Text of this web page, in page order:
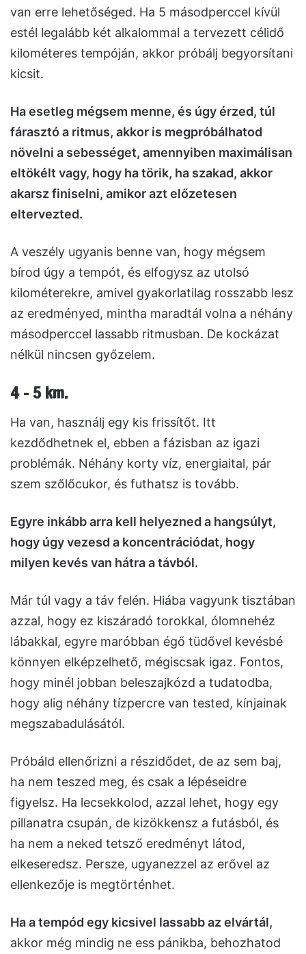
van erre lehetőséged. Ha 5 másodperccel kívül
estél legalább két alkalommal a tervezett célidő
kilométeres tempóján, akkor próbálj begyorsítani
kicsit.
Ha esetleg mégsem menne, és úgy érzed, túl
fárasztó a ritmus, akkor is megpróbálhatod
növelni a sebességet, amennyiben maximálisan
eltökélt vagy, hogy ha törik, ha szakad, akkor
akarsz finiselni, amikor azt előzetesen
eltervezted.
A veszély ugyanis benne van, hogy mégsem
bírod úgy a tempót, és elfogysz az utolsó
kilométerekre, amivel gyakorlatilag rosszabb lesz
az eredményed, mintha maradtál volna a néhány
másodperccel lassabb ritmusban. De kockázat
nélkül nincsen győzelem.
4 – 5 km.
Ha van, használj egy kis frissítőt. Itt
kezdődhetnek el, ebben a fázisban az igazi
problémák. Néhány korty víz, energiaital, pár
szem szőlőcukor, és futhatsz is tovább.
Egyre inkább arra kell helyezned a hangsúlyt,
hogy úgy vezesd a koncentrációdat, hogy
milyen kevés van hátra a távból.
Már túl vagy a táv felén. Hiába vagyunk tisztában
azzal, hogy ez kiszáradó torokkal, ólomnehéz
lábakkal, egyre maróbban égő tüdővel kevésbé
könnyen elképzelhető, mégiscsak igaz. Fontos,
hogy minél jobban beleszajkózd a tudatodba,
hogy alig néhány tízpercre van tested, kínjainak
megszabadulásától.
Próbáld ellenőrizni a részidődet, de az sem baj,
ha nem teszed meg, és csak a lépéseidre
figyelsz. Ha lecsekkolod, azzal lehet, hogy egy
pillanatra csupán, de kizökkensz a futásból, és
ha nem a neked tetsző eredményt látod,
elkeseredsz. Persze, ugyanezzel az erővel az
ellenkezője is megtörténhet.
Ha a tempód egy kicsivel lassabb az elvártál,
akkor még mindig ne ess pánikba, behozhatod